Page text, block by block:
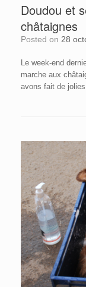
Doudou et
châtaignes
Posted on 28
Le week-end
marche aux
avons fait de